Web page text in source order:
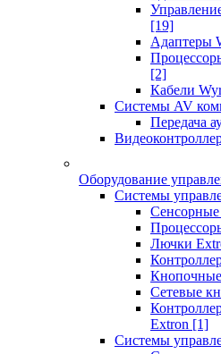
[19]
Адаптеры
[2]
Кабели
Системы AV
Передача
Оборудование
Системы
Сенсорные
Лючки
Сетевые
Extron [1]
Системы